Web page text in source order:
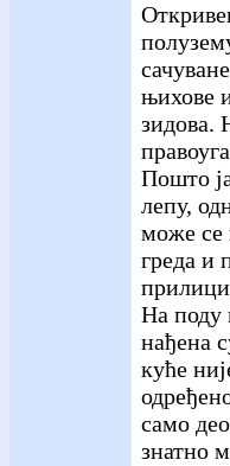
њихове
зидова.
Пошто
лепу,
може се
греда и
На поду
нађена
куће
само
знатно